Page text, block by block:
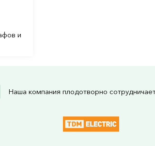
и
Наша компания плодотворно